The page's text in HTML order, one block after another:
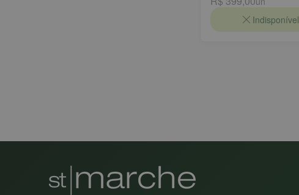
Indisponível